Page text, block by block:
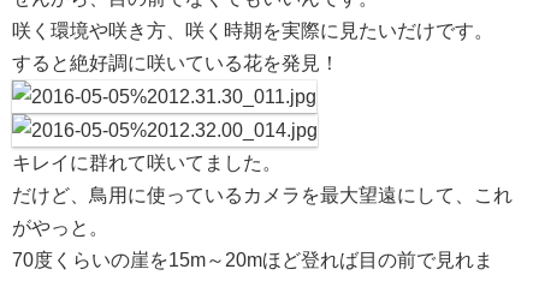
咲く環境や咲き方、咲く時期を実際に見たいだけです。
すると絶好調に咲いている花を発見！
キレイに群れて咲いてました。
だけど、鳥用に使っているカメラを最大望遠にして、これ
がやっと。
70度くらいの崖を15m～20mほど登れば目の前で見れま